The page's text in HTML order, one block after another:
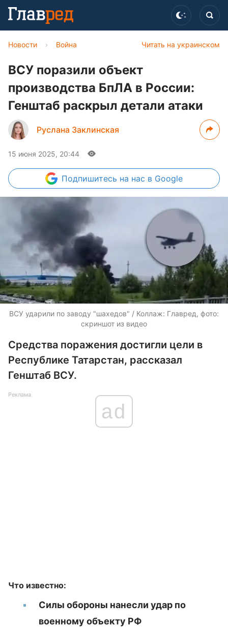
Читать на украинском
Новости › Война
ВСУ поразили объект
производства БпЛА в России:
Генштаб раскрыл детали атаки
Руслана Заклинская
15 июня 2025, 20:44
Подпишитесь на нас в Google
ВСУ ударили по заводу "шахедов" / Коллаж: Главред, фото:
скриншот из видео
Средства поражения достигли цели в
Республике Татарстан, рассказал
Генштаб ВСУ.
Реклама
ad
Что известно:
Силы обороны нанесли удар по
военному объекту РФ